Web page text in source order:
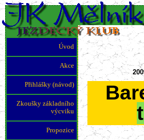
Úvod
Akce
Přihlášky (návod)
Zkoušky základního
výcviku
Propozice
JK Mělník nabízí koně různé